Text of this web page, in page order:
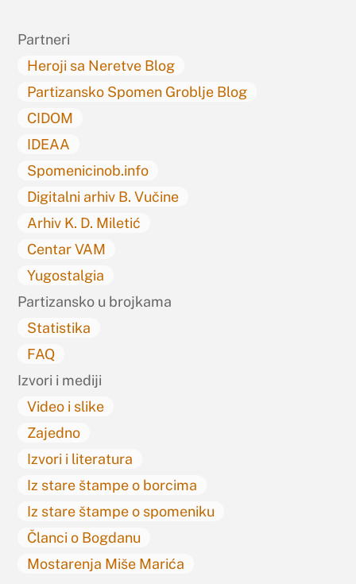
Partneri
Heroji sa Neretve Blog
Partizansko Spomen Groblje Blog
CIDOM
IDEAA
Spomenicinob.info
Digitalni arhiv B. Vučine
Arhiv K. D. Miletić
Centar VAM
Yugostalgia
Partizansko u brojkama
Statistika
FAQ
Izvori i mediji
Video i slike
Zajedno
Izvori i literatura
Iz stare štampe o borcima
Iz stare štampe o spomeniku
Članci o Bogdanu
Mostarenja Miše Marića